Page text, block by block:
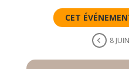
CET
8